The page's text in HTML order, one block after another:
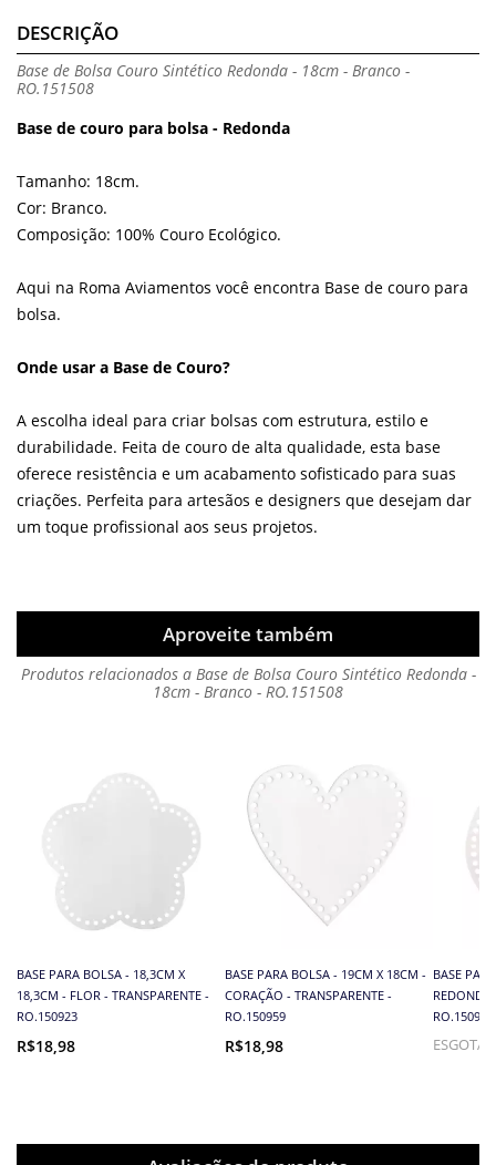
DESCRIÇÃO
Base de Bolsa Couro Sintético Redonda - 18cm - Branco -
RO.151508
Base de couro para bolsa - Redonda
Tamanho: 18cm.
Cor: Branco.
Composição: 100% Couro Ecológico.
Aqui na Roma Aviamentos você encontra Base de couro para
bolsa.
Onde usar a Base de Couro?
A escolha ideal para criar bolsas com estrutura, estilo e
durabilidade. Feita de couro de alta qualidade, esta base
oferece resistência e um acabamento sofisticado para suas
criações. Perfeita para artesãos e designers que desejam dar
um toque profissional aos seus projetos.
Aproveite também
Produtos relacionados a Base de Bolsa Couro Sintético Redonda -
18cm - Branco - RO.151508
BASE PARA BOLSA - 18,3CM X
18,3CM - FLOR - TRANSPARENTE -
RO.150923
R$18,98
BASE PARA BOLSA - 19CM X 18CM -
CORAÇÃO - TRANSPARENTE -
RO.150959
R$18,98
BASE
RO.150956